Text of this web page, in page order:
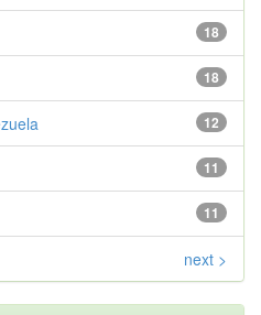
18
18
12
11
11
next >